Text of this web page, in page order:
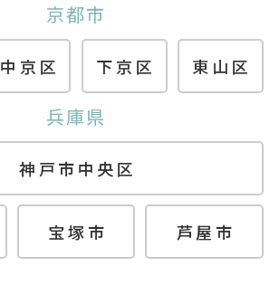
京都市
中京区 下京区 東山区
兵庫県
神戸市中央区
宝塚市 芦屋市